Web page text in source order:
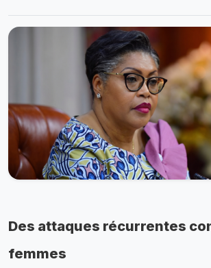
Des attaques récurrentes
femmes